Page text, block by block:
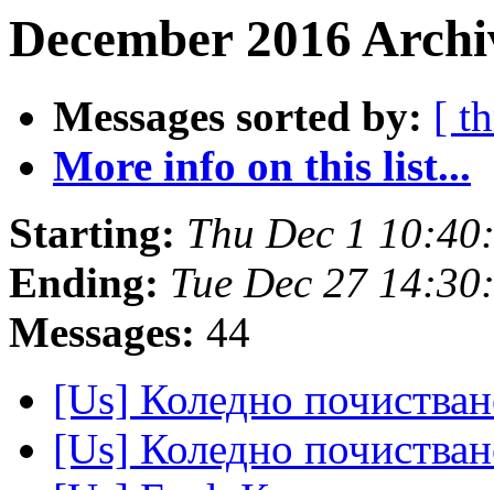
December 2016
Messages sorted by: [
More info on this list...
Starting: Thu Dec 1
Ending: Tue Dec 27
Messages: 44
[Us] Коледно
[Us] Коледно